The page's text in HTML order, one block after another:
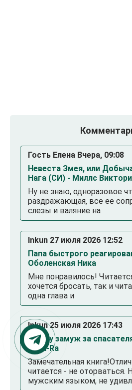
Гость Елена Вчера, 09:08
Невеста Змея, или
Нага (СИ) - Миллс
Ну не знаю, одноразовое
раздражающая, все ее
слезы и валяние на
Inkun 27 июля 2026 12:52
Папа быстрого
Оболенская Ника
Мне понравилось!
хочется бросать, так и
одна глава и
Inkun 25 июля 2026 17:43
Выйду замуж за
Янка-Ra
Замечательная
читается - не оторваться.
мужским языком, не